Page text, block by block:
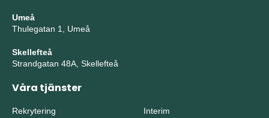
Umeå
Thulegatan 1, Umeå
Skellefteå
Strandgatan 48A, Skellefteå
Våra tjänster
Rekrytering
Interim